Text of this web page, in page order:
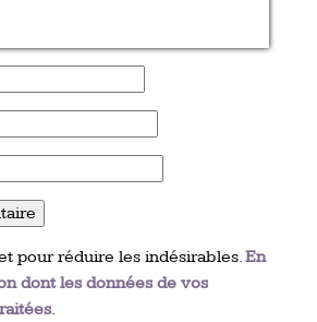
pour réduire les indésirables.En
dont les données de vos
.